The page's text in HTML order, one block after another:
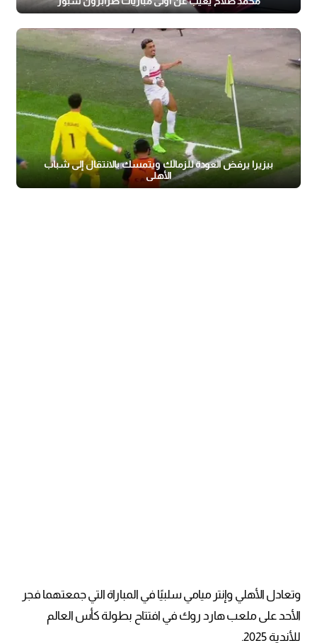
بيزيرا يرفض العودة للزمالك ويتمسك بالانتقال إلى شباب
الأهلي
وتعادل الأهلي وإنتر ميامي سلبيًا في المباراة التي جمعتهما فجر
الأحد على ملعب هارد روك في افتتاح بطولة كأس العالم
للأندية 2025.